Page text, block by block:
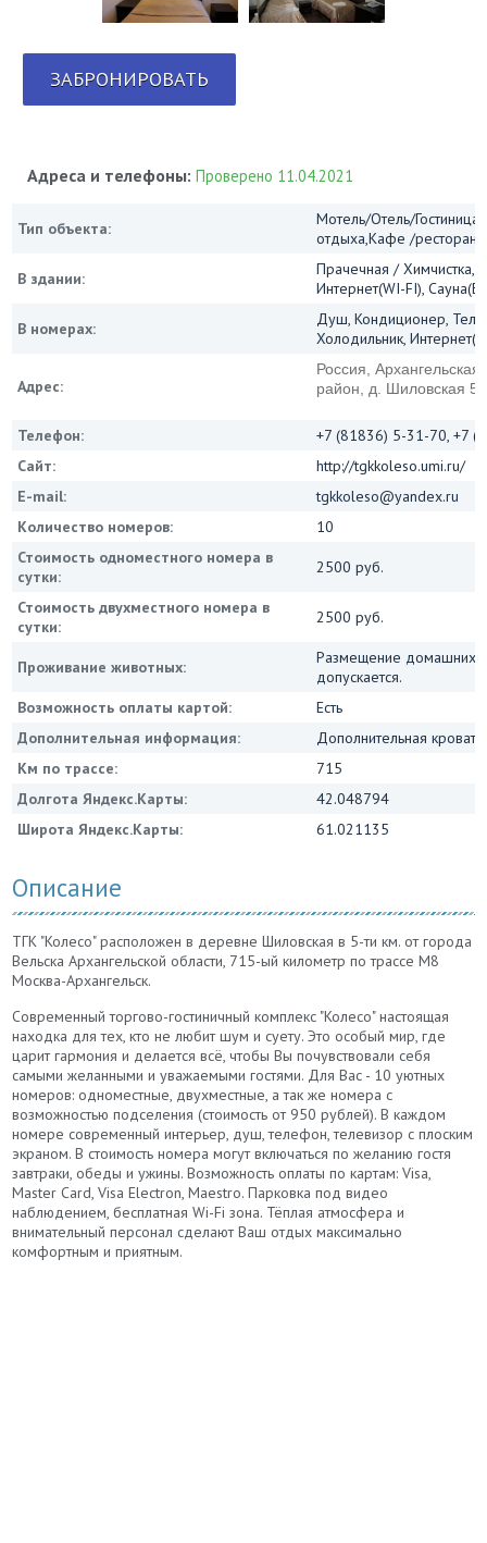
ЗАБРОНИРОВАТЬ
Адреса и телефоны:Проверено 11.04.2021
Тип объекта:
Мотель/Отель/
отдыха,Кафе /рестораны
В здании:
Прачечная / Химчистка,
Интернет(WI-FI),
В номерах:
Душ, Кондиционер,
Холодильник,
Адрес:
Россия,
район, д. Шиловская
Телефон:
+7 (81836) 5-31-70, +7
Сайт:
http://tgkkoleso.umi.ru/
E-mail:
tgkkoleso@yandex.ru
Количество номеров:
10
Стоимость одноместного номера в
сутки:
2500 руб.
Стоимость двухместного номера в
сутки:
2500 руб.
Проживание животных:
Размещение домашних
допускается.
Возможность оплаты картой:
Есть
Дополнительная информация:
Дополнительная
Км по трассе:
715
Долгота Яндекс.Карты:
42.048794
Широта Яндекс.Карты:
61.021135
Описание
ТГК "Колесо" расположен в деревне Шиловская в 5-ти км. от города
Вельска Архангельской области, 715-ый километр по трассе М8
Москва-Архангельск.
Современный торгово-гостиничный комплекс "Колесо" настоящая
находка для тех, кто не любит шум и суету. Это особый мир, где
царит гармония и делается всё, чтобы Вы почувствовали себя
самыми желанными и уважаемыми гостями. Для Вас - 10 уютных
номеров: одноместные, двухместные, а так же номера с
возможностью подселения (стоимость от 950 рублей). В каждом
номере современный интерьер, душ, телефон, телевизор с плоским
экраном. В стоимость номера могут включаться по желанию гостя
завтраки, обеды и ужины. Возможность оплаты по картам: Visa,
Master Card, Visa Electron, Maestro. Парковка под видео
наблюдением, бесплатная Wi-Fi зона. Тёплая атмосфера и
внимательный персонал сделают Ваш отдых максимально
комфортным и приятным.